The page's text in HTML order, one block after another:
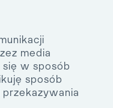
media
w sposób
sposób